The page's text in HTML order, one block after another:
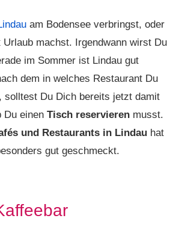
am Bodensee verbringst, oder
Urlaub machst. Irgendwann wirst Du
im Sommer ist Lindau gut
dem in welches Restaurant Du
solltest Du Dich bereits jetzt damit
Du einen Tisch reservieren musst.
und Restaurants in Lindau hat
gut geschmeckt.